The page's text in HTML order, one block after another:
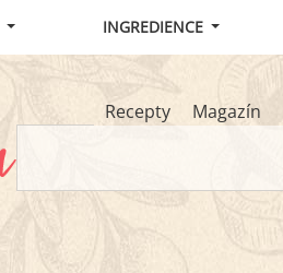
INGREDIENCE
Recepty Magazín